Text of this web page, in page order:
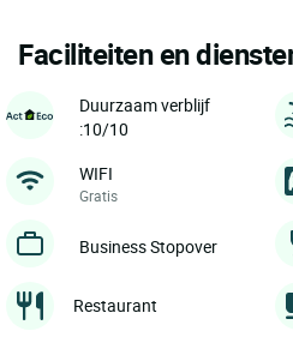
Faciliteiten en
Duurzaam verblijf
:10/10
WIFI
Gratis
Business Stopover
Restaurant